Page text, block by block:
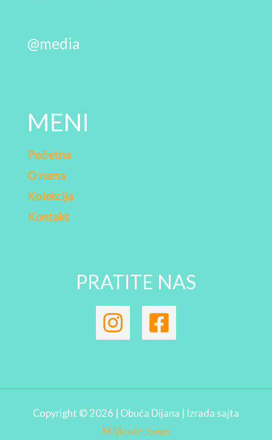
@media
MENI
Početna
O nama
Kolekcija
Kontakt
PRATITE NAS
Copyright © 2026 | Obuća Dijana | Izrada sajta
Miljković Jovan